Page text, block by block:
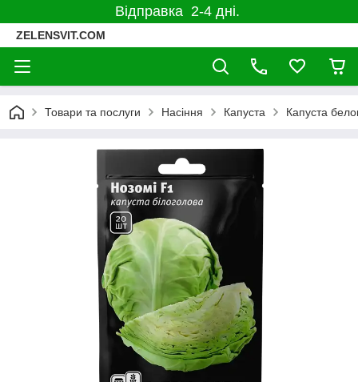
Відправка 2-4 дні.
ZELENSVIT.COM
Товари та послуги Насіння Капуста Капуста